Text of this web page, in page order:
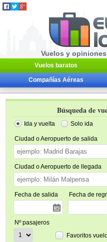
Vuelos y
Vuelos baratos
Compañías Aéreas
Búsqueda de
Ida y vuelta Solo ida
Ciudad o Aeropuerto de salida
Ciudad o Aeropuerto de llegada
Fecha de salida Fecha de
Nº pasajeros
Favoritos